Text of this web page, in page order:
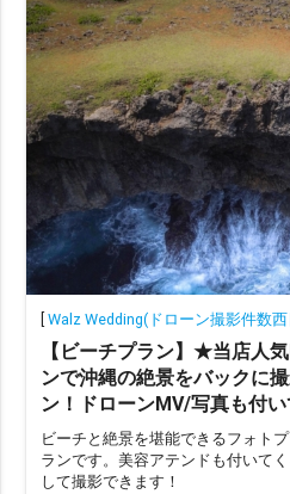
[Walz Wedding(ドローン撮影件数
【ビーチプラン】★当店人
ンで沖縄の絶景をバックに
ン！ドローンMV/写真も付
ビーチと絶景を堪能できるフォト
ランです。美容アテンドも付いて
して撮影できます！
ドレス・タキシード持ち込み可
衣装のみ
ヘアメイクで選ぶ
ヘアメイクあり（オプション含
データ納品数で選ぶ
49カット以下 50〜100カッ
201カット以上
撮影地数で選ぶ
撮影地1か所 撮影地2か所